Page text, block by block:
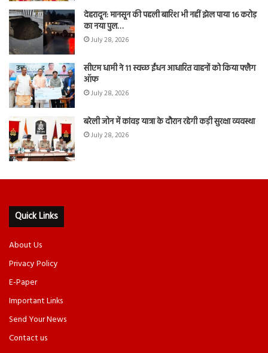
देहरादून: मानसून की पहली बारिश भी नहीं झेल पाया 16 करोड़
का नया पुल…
July 28, 2026
सीएम धामी ने 11 स्वच्छ ईंधन आधारित वाहनों को किया फ्लैग
ऑफ
July 28, 2026
बरेली जोन में कांवड़ यात्रा के दौरान रहेगी कड़ी सुरक्षा व्यवस्था
July 28, 2026
Quick Links
About Us
Privacy Policy
E-Paper
Important Links
Send Your News
Contact us